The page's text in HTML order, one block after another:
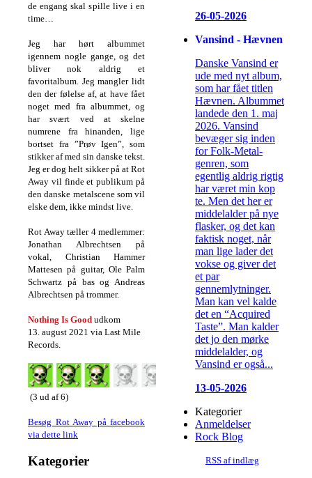
de engang skal spille live i en
time…
Jeg har hørt albummet
igennem nogle gange, og det
bliver nok aldrig et
favoritalbum. Jeg mangler lidt
den der følelse af, at have fået
noget med fra albummet, og
har svært ved at skelne
numrene fra hinanden, lige
bortset fra ”Prøv Igen”, som
stikker af med sin danske tekst.
Jeg er dog helt sikker på at Rot
Away vil finde et publikum på
den danske metalscene som vil
elske dem, ikke mindst live.
Rot Away tæller 4 medlemmer:
Jonathan Albrechtsen på
vokal, Christian Hammer
Mattesen på guitar, Ole Palm
Schwartz på bas og Andreas
Albrechtsen på trommer.
Nothing Is Good udkom
13. august 2021 via Last Mile
Records.
(3 ud af 6)
Besøg Rot Away på facebook
via dette link
Kategorier
26-05-2026
Vansind - Hævnen
Danske Vansind er
ude med nyt album,
som har fået titlen
Hævnen. Albummet
landede den 1. maj
2026. Vansind
bevæger sig inden
for Folk-Metal-
genren, som
egentlig aldrig rigtig
har været min kop
te. Men det her er
middelalder på nye
flasker, og det kan
faktisk noget, når
man lige lader det
vokse og giver det
et par
gennemlytninger.
Man kan vel kalde
det en “Acquired
Taste”. Man kalder
det jo den mørke
middelalder, og
Vansind er også...
13-05-2026
Kategorier
Anmeldelser
Rock Blog
RSS af indlæg